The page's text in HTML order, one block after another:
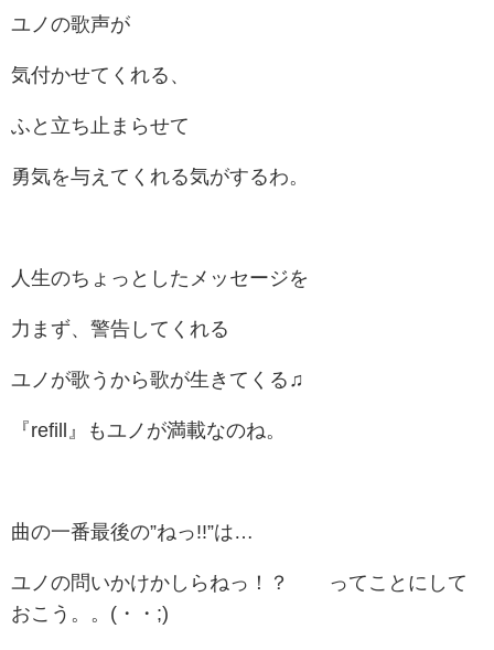
ユノの歌声が
気付かせてくれる、
ふと立ち止まらせて
勇気を与えてくれる気がするわ。
人生のちょっとしたメッセージを
力まず、警告してくれる
ユノが歌うから歌が生きてくる♫
『refill』もユノが満載なのね。
曲の一番最後の”ねっ!!”は…
ユノの問いかけかしらねっ！？ ってことにして
おこう。。(・・;)